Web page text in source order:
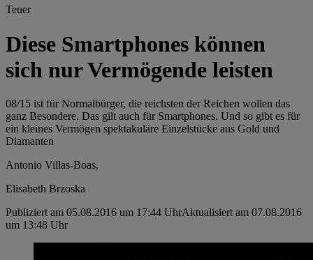
Teuer
Diese Smartphones können
sich nur Vermögende leisten
08/15 ist für Normalbürger, die reichsten der Reichen wollen das
ganz Besondere. Das gilt auch für Smartphones. Und so gibt es für
ein kleines Vermögen spektakuläre Einzelstücke aus Gold und
Diamanten
Antonio Villas-Boas,
Elisabeth Brzoska
Publiziert am 05.08.2016 um 17:44 UhrAktualisiert am 07.08.2016
um 13:48 Uhr